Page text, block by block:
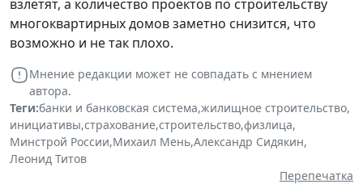
взлетят, а количество проектов по строительству
многоквартирных домов заметно снизится, что
возможно и не так плохо.
Мнение редакции может не совпадать с мнением
автора.
Теги:банки и банковская система,жилищное строительство,
инициативы,страхование,строительство,физлица,
Минстрой России,Михаил Мень,Александр Сидякин,
Леонид Титов
Перепечатка